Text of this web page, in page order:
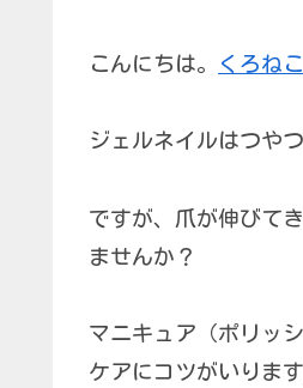
こんにちは。 くろねこ
ジェルネイルはつや
ですが、爪が伸びて
ませんか？
マニキュア（ポリッ
ケアにコツがいります